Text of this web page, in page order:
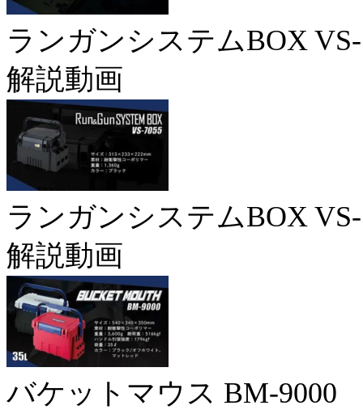
ランガンシステムBOX
解説動画
ランガンシステムBOX
解説動画
バケットマウス BM-9000